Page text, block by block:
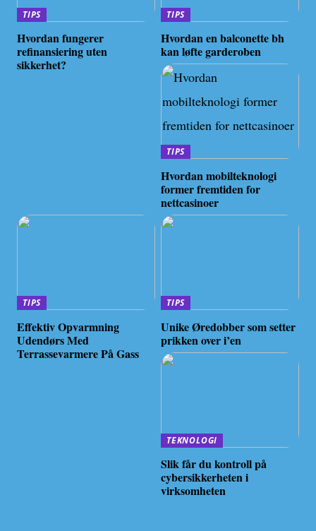
TIPS
Hvordan fungerer
refinansiering uten
sikkerhet?
TIPS
Hvordan en balconette bh
kan løfte garderoben
TIPS
Hvordan mobilteknologi
former fremtiden for
nettcasinoer
TIPS
Effektiv Opvarmning
Udendørs Med
Terrassevarmere På Gass
TIPS
Unike Øredobber som setter
prikken over i’en
TEKNOLOGI
Slik får du kontroll på
cybersikkerheten i
virksomheten